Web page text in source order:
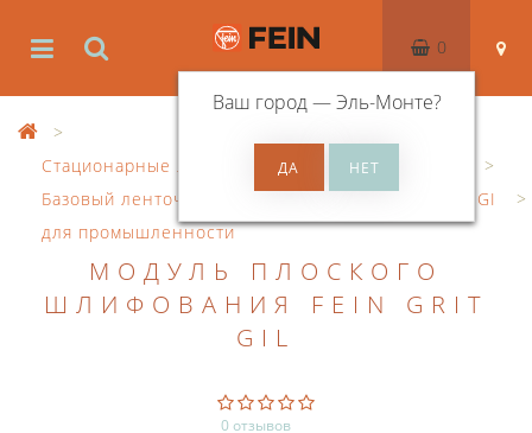
Ваш город —Эль-Монте?
0
Стационарные ленточно-шлифовальные станки
Базовый ленточный шлифовальный станок GRIT GI
для промышленности
МОДУЛЬ ПЛОСКОГО
ШЛИФОВАНИЯ FEIN GRIT
GIL
0 отзывов